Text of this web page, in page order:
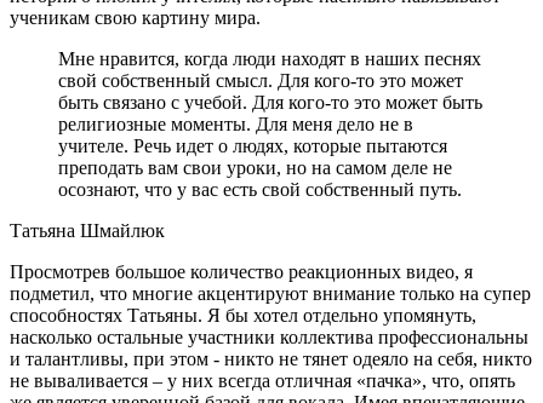
ученикам свою картину мира.
Мне нравится, когда люди находят в наших песнях
свой собственный смысл. Для кого-то это может
быть связано с учебой. Для кого-то это может быть
религиозные моменты. Для меня дело не в
учителе. Речь идет о людях, которые пытаются
преподать вам свои уроки, но на самом деле не
осознают, что у вас есть свой собственный путь.
Татьяна Шмайлюк
Просмотрев большое количество реакционных видео, я
подметил, что многие акцентируют внимание только на супер
способностях Татьяны. Я бы хотел отдельно упомянуть,
насколько остальные участники коллектива профессиональны
и талантливы, при этом - никто не тянет одеяло на себя, никто
не вываливается – у них всегда отличная «пачка», что, опять